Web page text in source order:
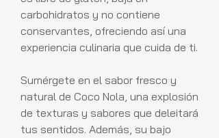
carbohidratos y no contiene
conservantes, ofreciendo así una
experiencia culinaria que cuida de ti.
Sumérgete en el sabor fresco y
natural de Coco Nola, una explosión
de texturas y sabores que deleitará
tus sentidos. Además, su bajo